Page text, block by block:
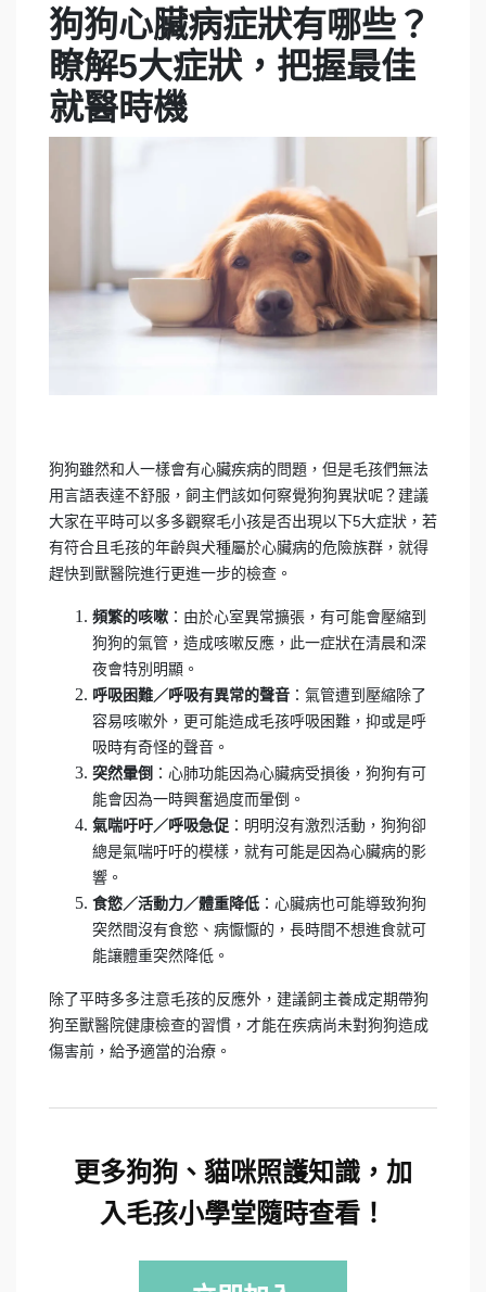
狗狗心臟病症狀有哪些？
瞭解5大症狀，把握最佳
就醫時機
狗狗雖然和人一樣會有心臟疾病的問題，但是毛孩們無法
用言語表達不舒服，飼主們該如何察覺狗狗異狀呢？建議
大家在平時可以多多觀察毛小孩是否出現以下5大症狀，若
有符合且毛孩的年齡與犬種屬於心臟病的危險族群，就得
趕快到獸醫院進行更進一步的檢查。
頻繁的咳嗽 ：由於心室異常擴張，有可能會壓縮到
狗狗的氣管，造成咳嗽反應，此一症狀在清晨和深
夜會特別明顯。
呼吸困難／呼吸有異常的聲音 ：氣管遭到壓縮除了
容易咳嗽外，更可能造成毛孩呼吸困難，抑或是呼
吸時有奇怪的聲音。
突然暈倒 ：心肺功能因為心臟病受損後，狗狗有可
能會因為一時興奮過度而暈倒。
氣喘吁吁／呼吸急促 ：明明沒有激烈活動，狗狗卻
總是氣喘吁吁的模樣，就有可能是因為心臟病的影
響。
食慾／活動力／體重降低 ：心臟病也可能導致狗狗
突然間沒有食慾、病懨懨的，長時間不想進食就可
能讓體重突然降低。
除了平時多多注意毛孩的反應外，建議飼主養成定期帶狗
狗至獸醫院健康檢查的習慣，才能在疾病尚未對狗狗造成
傷害前，給予適當的治療。
更多狗狗、貓咪照護知識，加
入毛孩小學堂隨時查看！